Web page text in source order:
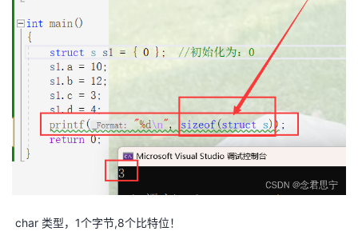
char 类型，1个字节,8个比特位！